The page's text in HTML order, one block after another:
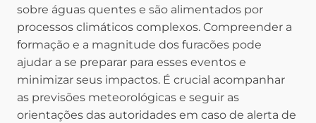
sobre águas quentes e são alimentados por
processos climáticos complexos. Compreender a
formação e a magnitude dos furacões pode
ajudar a se preparar para esses eventos e
minimizar seus impactos. É crucial acompanhar
as previsões meteorológicas e seguir as
orientações das autoridades em caso de alerta de